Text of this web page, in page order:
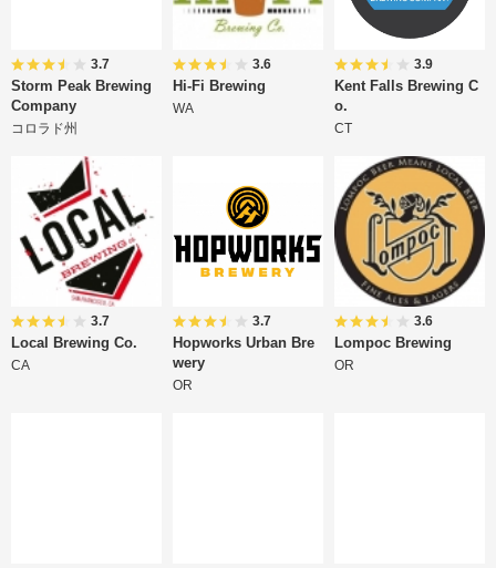
3.7
Storm Peak Brewing
Company
コロラド州
3.6
Hi-Fi Brewing
WA
3.9
Kent Falls Brewing C
o.
CT
3.7
Local Brewing Co.
CA
3.7
Hopworks Urban Bre
wery
OR
3.6
Lompoc Brewing
OR